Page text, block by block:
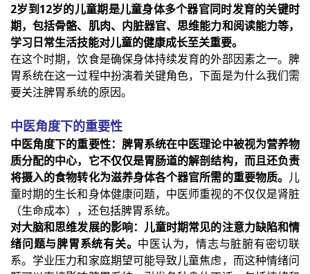
2岁到12岁的儿童期是儿童身体多个器官同时发育的关键时
期，包括骨骼、肌肉、内脏器官、思维能力和阅读能力等，
学习日常生活技能对儿童的健康成长至关重要。
在这个时期，饮食是确保身体持续发育的外部因素之一。脾
胃系统在这一过程中扮演着关键角色，下面是为什么我们需
要关注脾胃系统的原因。
中医角度下的重要性
中医角度下的重要性：脾胃系统在中医理论中被视为营养物
质分配的中心，它不仅仅是胃肠道的解剖结构，而且还负责
将摄入的食物转化为滋养身体各个器官所需的重要物质。 儿
童时期的生长和身体健康问题，中医师重视的不仅仅是肾脏
（生命成本），还包括脾胃系统。
对大脑和思维发展的影响：儿童时期常见的注意力缺陷和情
绪问题与脾胃系统有关。 中医认为，情志与脏腑有密切联
系。学业压力和家庭期望可能导致儿童焦虑，而这种情绪问